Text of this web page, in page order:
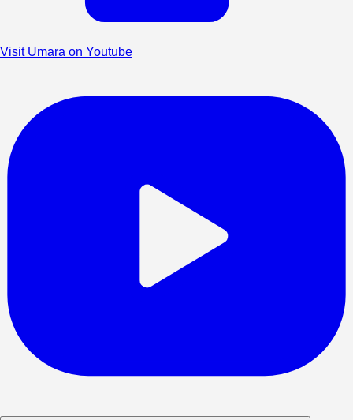
Visit Umara on Youtube